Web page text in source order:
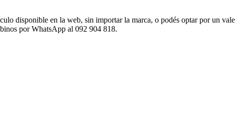
disponible en la web, sin importar la marca, o podés optar por un vale
por WhatsApp al 092 904 818.